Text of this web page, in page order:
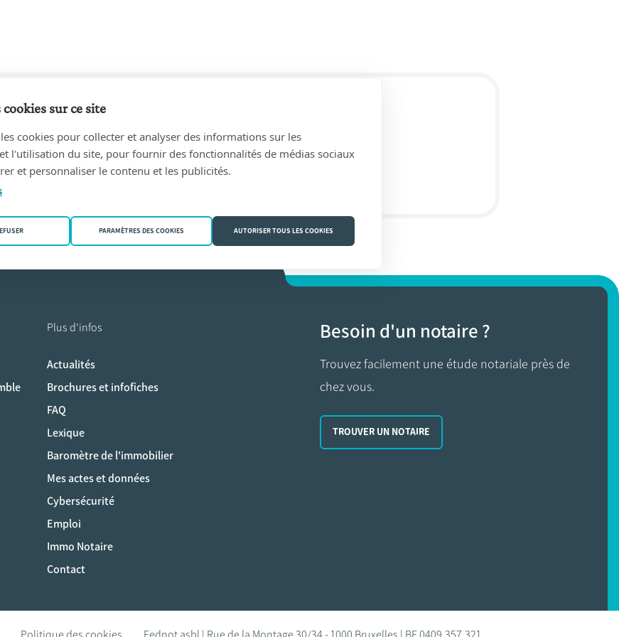
aujourd'hui
(6000 Charleroi)
Plus d'infos
Actualités
Brochures et infofiches
FAQ
Lexique
Baromètre de l'immobilier
Mes actes et données
Cybersécurité
Emploi
Immo Notaire
Contact
Besoin d'un notaire ?
Trouvez facilement une étude notariale près de
chez vous.
TROUVER UN NOTAIRE
cookies sur ce site
cookies pour collecter et analyser des informations sur les
l'utilisation du site, pour fournir des fonctionnalités de médias sociaux
et personnaliser le contenu et les publicités.
PARAMÈTRES DES COOKIES AUTORISER TOUS LES COOKIES